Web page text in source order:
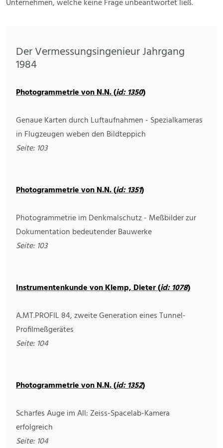
Unternehmen, welche keine Frage unbeantwortet ließ.
Der Vermessungsingenieur Jahrgang
1984
Photogrammetrie von N.N. (id: 1350)
Genaue Karten durch Luftaufnahmen - Spezialkameras
in Flugzeugen weben den Bildteppich
Seite: 103
Photogrammetrie von N.N. (id: 1351)
Photogrammetrie im Denkmalschutz - Meßbilder zur
Dokumentation bedeutender Bauwerke
Seite: 103
Instrumentenkunde von Klemp, Dieter (id: 1078)
A.MT.PROFIL 84, zweite Generation eines Tunnel-
Profilmeßgerätes
Seite: 104
Photogrammetrie von N.N. (id: 1352)
Scharfes Auge im All: Zeiss-Spacelab-Kamera
erfolgreich
Seite: 104